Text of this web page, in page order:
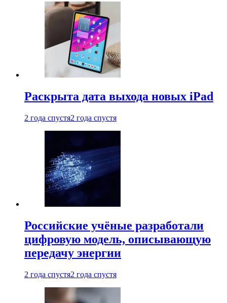
Раскрыта дата выхода новых iPad
2 года спустя2 года спустя
Российские учёные разработали
цифровую модель, описывающую
передачу энергии
2 года спустя2 года спустя